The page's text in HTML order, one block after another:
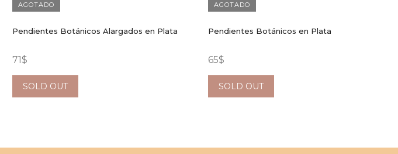
AGOTADO
Pendientes Botánicos Alargados en Plata
71$
SOLD OUT
AGOTADO
Pendientes Botánicos en Plata
65$
SOLD OUT